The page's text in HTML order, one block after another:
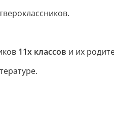
11х классов и их